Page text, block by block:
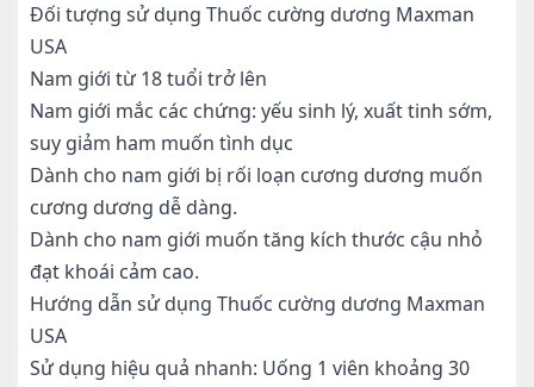
Đối tượng sử dụng Thuốc cường dương Maxman
USA
Nam giới từ 18 tuổi trở lên
Nam giới mắc các chứng: yếu sinh lý, xuất tinh sớm,
suy giảm ham muốn tình dục
Dành cho nam giới bị rối loạn cương dương muốn
cương dương dễ dàng.
Dành cho nam giới muốn tăng kích thước cậu nhỏ
đạt khoái cảm cao.
Hướng dẫn sử dụng Thuốc cường dương Maxman
USA
Sử dụng hiệu quả nhanh: Uống 1 viên khoảng 30